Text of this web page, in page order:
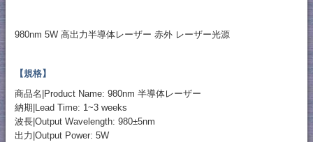
980nm 5W 高出力半導体レーザー 赤外 レーザー光源
【規格】
商品名|Product Name: 980nm 半導体レーザー
納期|Lead Time: 1~3 weeks
波長|Output Wavelength: 980±5nm
出力|Output Power: 5W